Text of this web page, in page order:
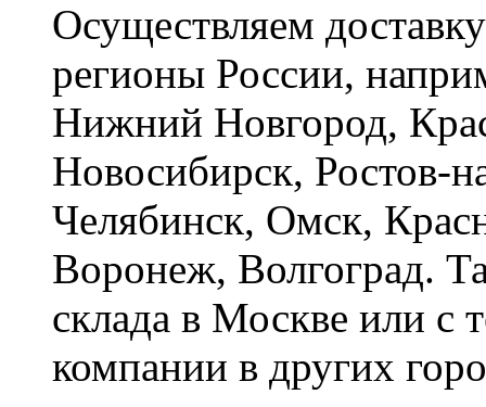
Осуществляем
регионы России,
Нижний Новгород,
Новосибирск, Ростов-
Челябинск, Омск,
Воронеж, Волгоград.
склада в Москве или с
компании в других